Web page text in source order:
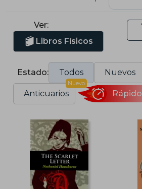
Ver:
Libros Físicos
Estado: Todos Nuevos
Anticuarios
Nuevo
Rápido